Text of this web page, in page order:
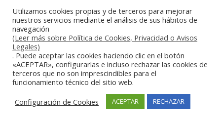
cocinas monoblock con iluminación led
cocinas Monoblock de lujo
COCINAS MONOBLOCK EN MADRID
Cocinas Monoblock hosteleria
COCINAS MONOBLOCK INDUSTRIALES PROFESIONALES CON
MOBILIARIO Y MAQUINARIA EN ACERO INOXIDABLE
COCINAS MONOBLOCK MADRID
Cocinas monoblock monobloc a medida personalizadas
para particulares
Utilizamos cookies propias y de terceros para mejorar
nuestros servicios mediante el análisis de sus hábitos de
navegación
(Leer más sobre Política de Cookies, Privacidad o Avisos
Legales)
. Puede aceptar las cookies haciendo clic en el botón
«ACEPTAR», configurarlas e incluso rechazar las cookies de
terceros que no son imprescindibles para el
funcionamiento técnico del sitio web.
Configuración de Cookies
ACEPTAR RECHAZAR